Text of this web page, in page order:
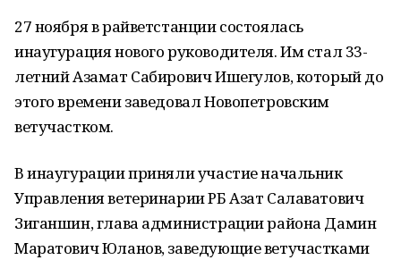
27 ноября в райветстанции состоялась
инаугурация нового руководителя. Им стал 33-
летний Азамат Сабирович Ишегулов, который до
этого времени заведовал Новопетровским
ветучастком.
В инаугурации приняли участие начальник
Управления ветеринарии РБ Азат Салаватович
Зиганшин, глава администрации района Дамин
Маратович Юланов, заведующие ветучастками